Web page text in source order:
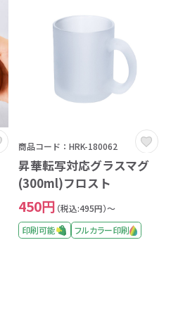
商品コード：HRK-180062
昇華転写対応グラスマグ
(300ml)フロスト
450円 （税込:495円）～
印刷可能
フルカラー印刷